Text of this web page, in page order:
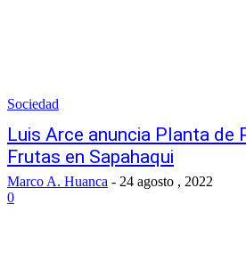
Sociedad
Luis Arce anuncia Planta de
Frutas en Sapahaqui
Marco A. Huanca - 24 agosto , 2022
0